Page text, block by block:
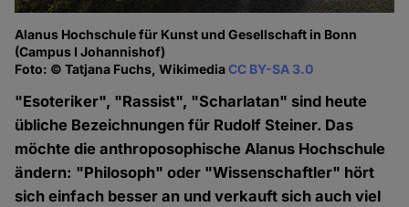
Alanus Hochschule für Kunst und Gesellschaft in Bonn
(Campus I Johannishof)
Foto: © Tatjana Fuchs, WikimediaCC BY-SA 3.0
"Esoteriker", "Rassist", "Scharlatan" sind heute
übliche Bezeichnungen für Rudolf Steiner. Das
möchte die anthroposophische Alanus Hochschule
ändern: "Philosoph" oder "Wissenschaftler" hört
sich einfach besser an und verkauft sich auch viel